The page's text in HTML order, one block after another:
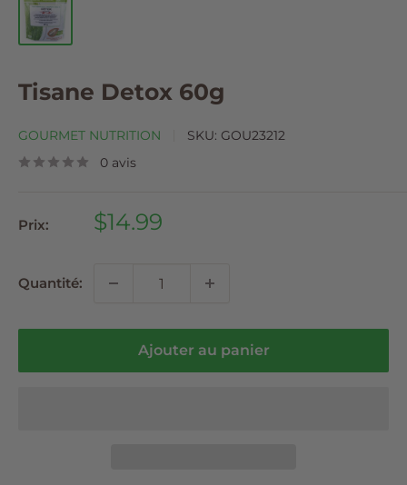
Tisane Detox 60g
GOURMET NUTRITION SKU: GOU23212
0 avis
Prix:
Prix
$14.99
Quantité:
Ajouter au panier